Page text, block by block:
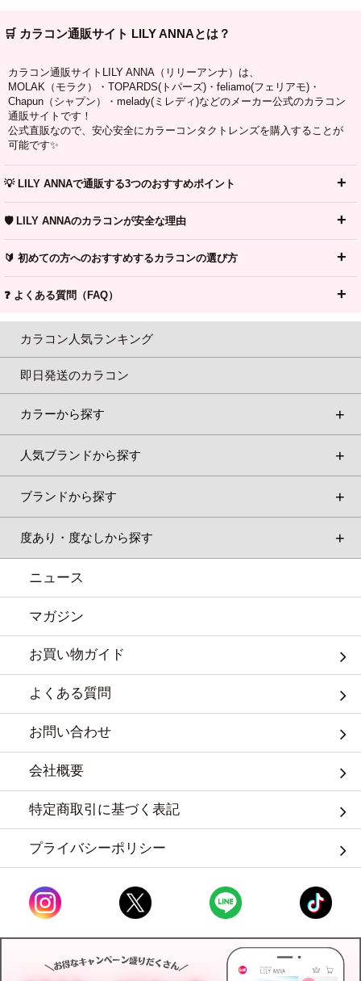
🛒 カラコン通販サイト LILY ANNAとは？
カラコン通販サイトLILY ANNA（リリーアンナ）は、
MOLAK（モラク）・TOPARDS(トパーズ)・feliamo(フェリアモ)・
Chapun（シャプン）・melady(ミレディ)などのメーカー公式のカラコン
通販サイトです！
公式直販なので、安心安全にカラーコンタクトレンズを購入することが
可能です✨
💡 LILY ANNAで通販する3つのおすすめポイント
🛡️ LILY ANNAのカラコンが安全な理由
🔰 初めての方へのおすすめするカラコンの選び方
❓ よくある質問（FAQ）
カラコン人気ランキング
即日発送のカラコン
カラーから探す
人気ブランドから探す
ブランドから探す
度あり・度なしから探す
ニュース
マガジン
お買い物ガイド
よくある質問
お問い合わせ
会社概要
特定商取引に基づく表記
プライバシーポリシー